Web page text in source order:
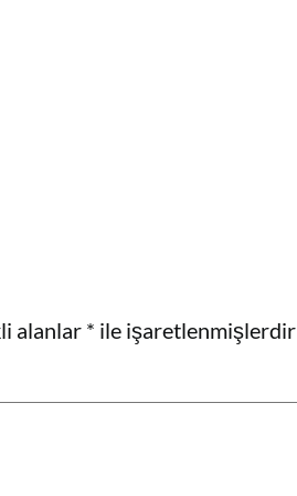
alanlar * ile işaretlenmişlerdir